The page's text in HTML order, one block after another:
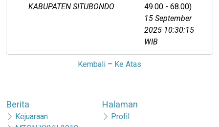
KABUPATEN SITUBONDO
49.00 - 68.00)
15 September
2025 10:30:15
WIB
Kembali – Ke Atas
Berita
Kejuaraan
Halaman
Profil